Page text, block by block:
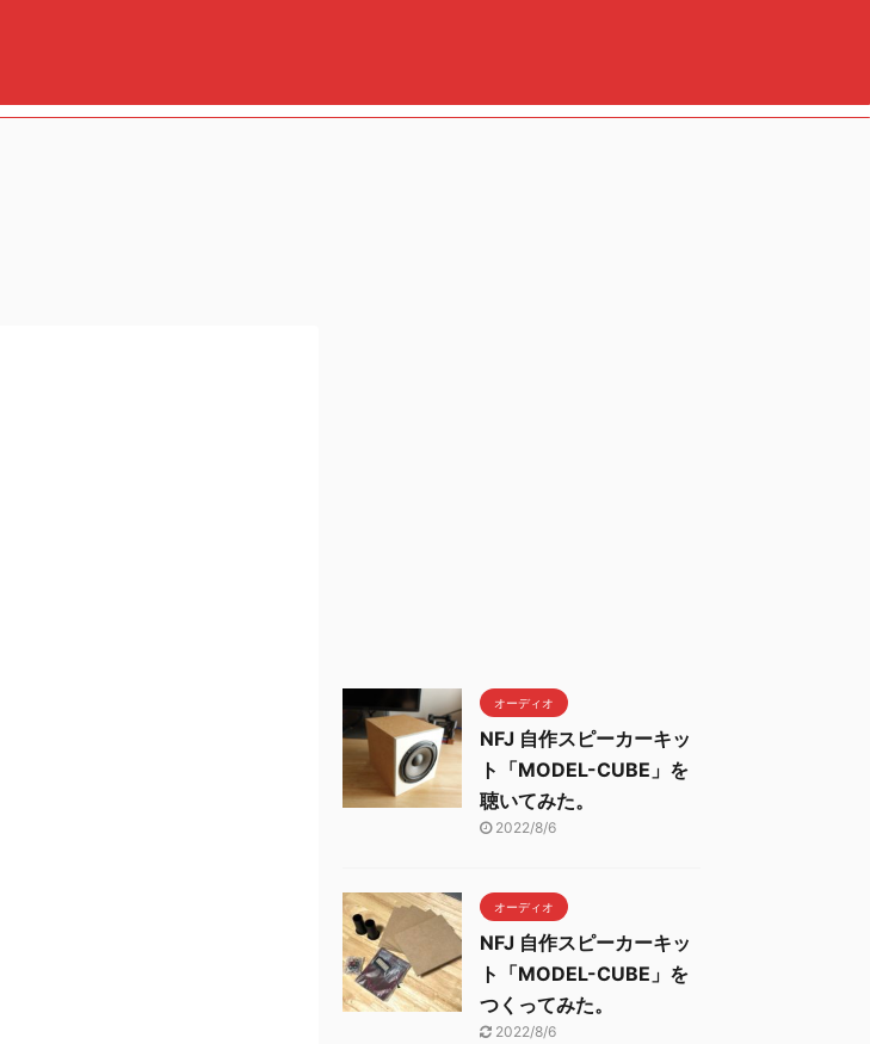
オーディオ
NFJ 自作スピーカーキッ
ト「MODEL-CUBE」を
聴いてみた。
2022/8/6
オーディオ
NFJ 自作スピーカーキッ
ト「MODEL-CUBE」を
つくってみた。
2022/8/6